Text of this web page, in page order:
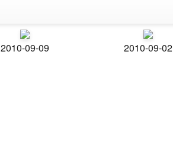
2010-09-09 2010-09-02